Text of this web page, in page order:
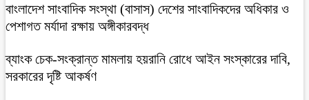
বাংলাদেশ সাংবাদিক সংস্থা (বাসাস) দেশের সাংবাদিকদের অধিকার ও
পেশাগত মর্যাদা রক্ষায় অঙ্গীকারবদ্ধ
ব্যাংক চেক-সংক্রান্ত মামলায় হয়রানি রোধে আইন সংস্কারের দাবি,
সরকারের দৃষ্টি আকর্ষণ